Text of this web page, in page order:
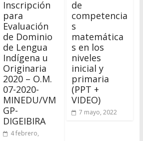
Inscripción
para
Evaluación
de Dominio
de Lengua
Indígena u
Originaria
2020 – O.M.
07-2020-
MINEDU/VM
GP-
DIGEIBIRA
4 febrero,
de
competencia
s
matemática
s en los
niveles
inicial y
primaria
(PPT +
VIDEO)
7 mayo, 2022